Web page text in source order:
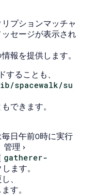
プションマッチャ
セージが表示され
報を提供します。
することも、
spacewalk/su
できます。
日午前0時に実行
管理
gatherer-
ます。
、
す。